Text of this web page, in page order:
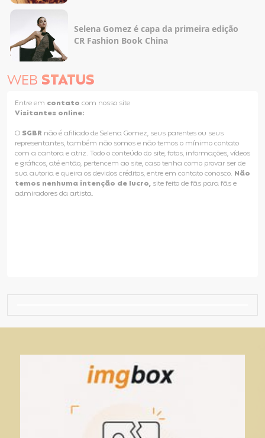
Selena Gomez é capa da primeira edição
CR Fashion Book China
WEB STATUS
Entre em contato com nosso site
Visitantes online:
O SGBR não é afiliado de Selena Gomez, seus parentes ou seus
representantes, também não somos e não temos o mínimo contato
com a cantora e atriz. Todo o conteúdo do site, fotos, informações, vídeos
e gráficos, até então, pertencem ao site, caso tenha como provar ser de
sua autoria e queira os devidos créditos, entre em contato conosco. Não
temos nenhuma intenção de lucro, site feito de fãs para fãs e
admiradores da artista.